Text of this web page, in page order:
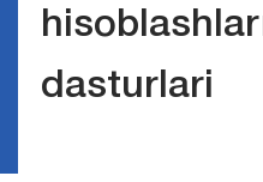
dasturlari